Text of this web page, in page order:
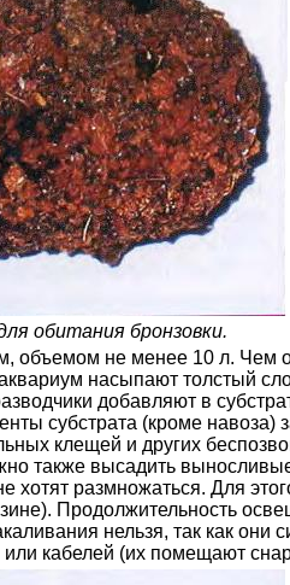
обитания бронзовки.
объемом не менее 10 л.
насыпают толстый
добавляют в
субстрата (кроме
клещей и других
также высадить
размножаться. Для
Продолжительность
нельзя, так как
кабелей (их помещают